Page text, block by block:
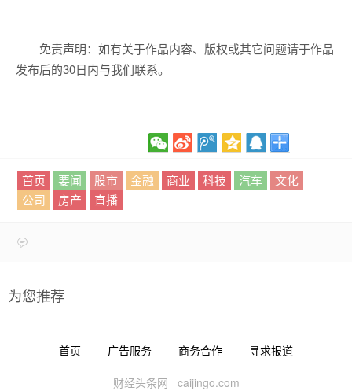
免责声明：如有关于作品内容、版权或其它问题请于作品
发布后的30日内与我们联系。
首页 要闻 股市 金融 商业 科技 汽车
文化
公司
房产 直播
为您推荐
首页 广告服务 商务合作 寻求报道
财经头条网 caijingo.com